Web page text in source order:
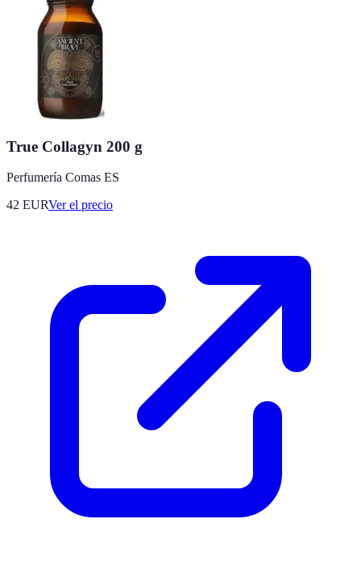
True Collagyn 200 g
Perfumería Comas ES
42 EURVer el precio